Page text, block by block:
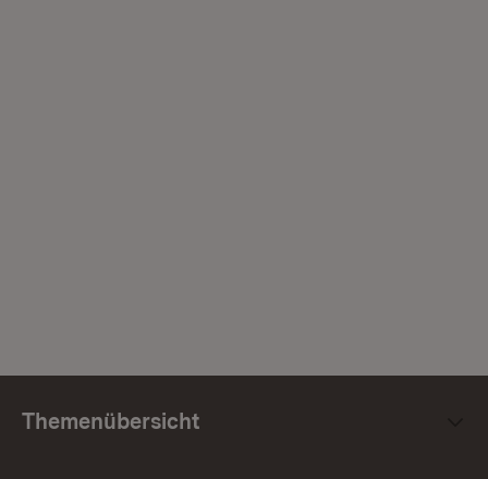
Themenübersicht